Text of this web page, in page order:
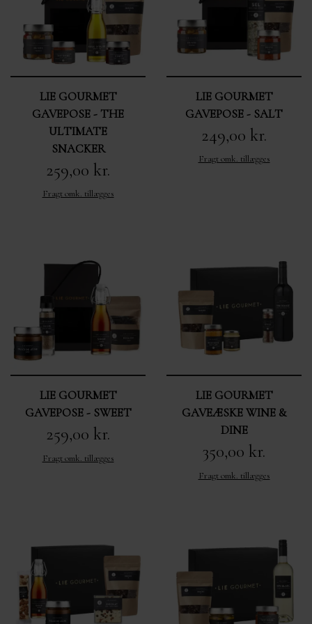
KURVE FRA 400,-
KONTAKT
LIE GOURMET
GAVEPOSE - THE
ULTIMATE
SNACKER
259,00 kr.
Fragt omk. tillægges
LIE GOURMET
GAVEPOSE - SALT
249,00 kr.
Fragt omk. tillægges
LIE GOURMET
GAVEPOSE - SWEET
259,00 kr.
Fragt omk. tillægges
LIE GOURMET
GAVEÆSKE WINE &
DINE
350,00 kr.
Fragt omk. tillægges